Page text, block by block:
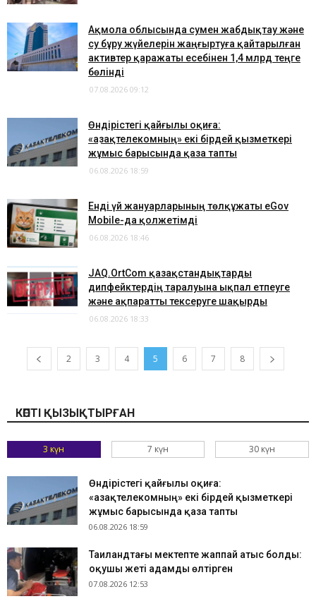
Ақмола облысында сумен жабдықтау және
су бұру жүйелерін жаңғыртуға қайтарылған
активтер қаражаты есебінен 1,4 млрд теңге
бөлінді
07.08.2026 09:12
Өндірістегі қайғылы оқиға:
«Қазақтелекомның» екі бірдей қызметкері
жұмыс барысында қаза тапты
06.08.2026 18:59
Енді үй жануарларының төлқұжаты eGov
Mobile-да қолжетімді
06.08.2026 18:46
JAQ.OrtCom қазақстандықтарды
дипфейктердің таралуына ықпал етпеуге
және ақпаратты тексеруге шақырды
06.08.2026 18:33
2 3 4 5 6 7 8
КӨПТІ ҚЫЗЫҚТЫРҒАН
3 күн 7 күн 30 күн
Өндірістегі қайғылы оқиға:
«Қазақтелекомның» екі бірдей қызметкері
жұмыс барысында қаза тапты
06.08.2026 18:59
Таиландтағы мектепте жаппай атыс болды:
оқушы жеті адамды өлтірген
07.08.2026 12:53